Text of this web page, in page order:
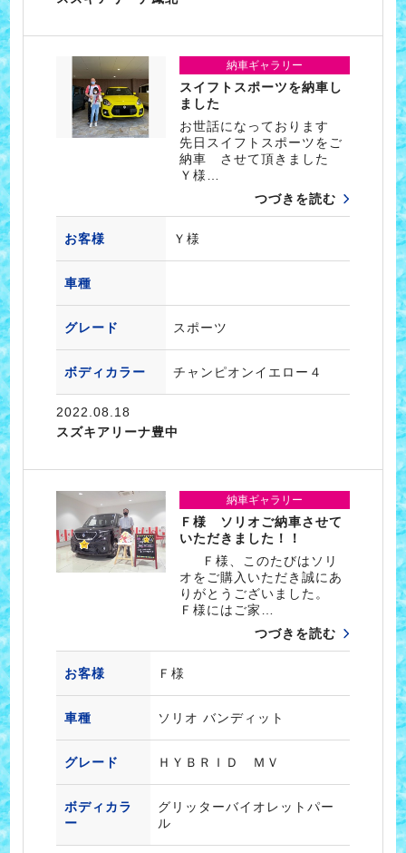
納車ギャラリー
スイフトスポーツを納車し
ました
お世話になっております
先日スイフトスポーツをご
納車 させて頂きました
Ｙ様…
つづきを読む
お客様 Ｙ様
車種
グレード スポーツ
ボディカラー チャンピオンイエロー４
2022.08.18
スズキアリーナ豊中
納車ギャラリー
Ｆ様 ソリオご納車させて
いただきました！！
Ｆ様、このたびはソリ
オをご購入いただき誠にあ
りがとうございました。
Ｆ様にはご家…
つづきを読む
お客様 Ｆ様
車種 ソリオ バンディット
グレード ＨＹＢＲＩＤ ＭＶ
ボディカラ
ー
グリッターバイオレットパー
ル